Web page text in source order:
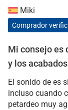
Miki
Comprador
Mi consejo es
y los
El sonido de es
incluso cuando
petardeo muy